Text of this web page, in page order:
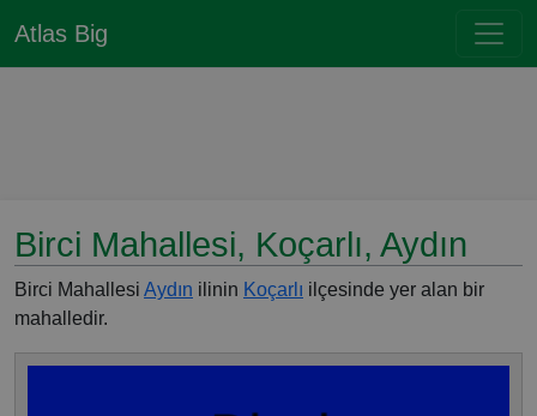
Atlas Big
Birci Mahallesi, Koçarlı, Aydın
Birci Mahallesi Aydın ilinin Koçarlı ilçesinde yer alan bir
mahalledir.